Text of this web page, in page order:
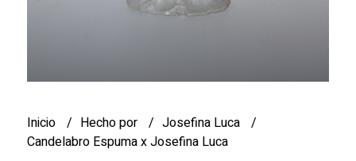
Inicio Hecho por
Josefina Luca
Candelabro Espuma x Josefina Luca